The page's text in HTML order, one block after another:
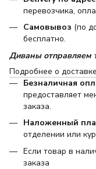
перевозчика,
Самовывоз (по
бесплатно.
Диваны отправляем
Подробнее о доставке
Безналичная
предоставляет
заказа.
Наложенный
отделении или
Если товар в
заказа